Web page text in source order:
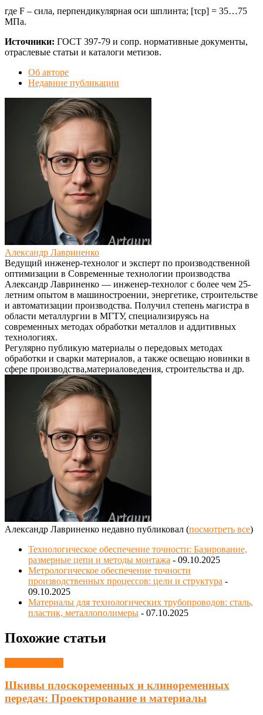
где F – сила, перпендикулярная оси шплинта; [τср] = 35…75
МПа.
Источники: ГОСТ 397-79 и сопр. нормативные документы,
отраслевые статьи и каталоги метизов.
Об авторе
Недавние публикации
Александр Лавриненко
Ведущий инженер-технолог и эксперт по производственной
оптимизации в Современные технологии производства
Александр Лавриненко — инженер-технолог с более чем 25-
летним опытом в машиностроении, энергетике, строительстве
и автоматизации производства. Получил степень магистра в
области металлургии в МГТУ, специализируясь на
современных методах обработки металлов и аддитивных
технологиях.
Регулярно публикую материалы о передовых методах
обработки и сварки материалов, а также освещаю новинки в
сфере производства,материаловедения, строительства и др.
Александр Лавриненко недавно публиковал (посмотреть все)
Технологическое обеспечение точности: Базирование,
размерные цепи и методы монтажа - 09.10.2025
Метрологическое обеспечение точности
производственных процессов: цели и структура -
09.10.2025
Материалы для технологических трубопроводов: сталь,
пластик, металлополимеры - 07.10.2025
Похожие статьи
Шкивы плоскоременных и клиноременных
передач: Проектирование и материалы